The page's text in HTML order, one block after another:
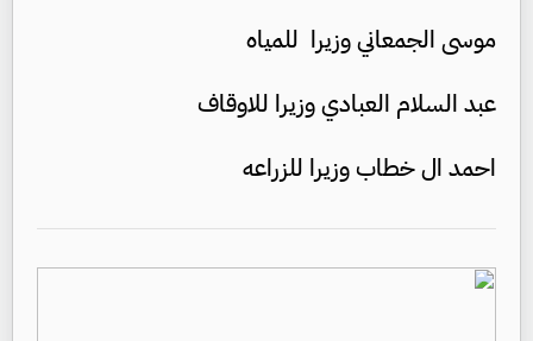
موسى الجمعاني وزيرا للمياه
عبد السلام العبادي وزيرا للاوقاف
احمد ال خطاب وزيرا للزراعه